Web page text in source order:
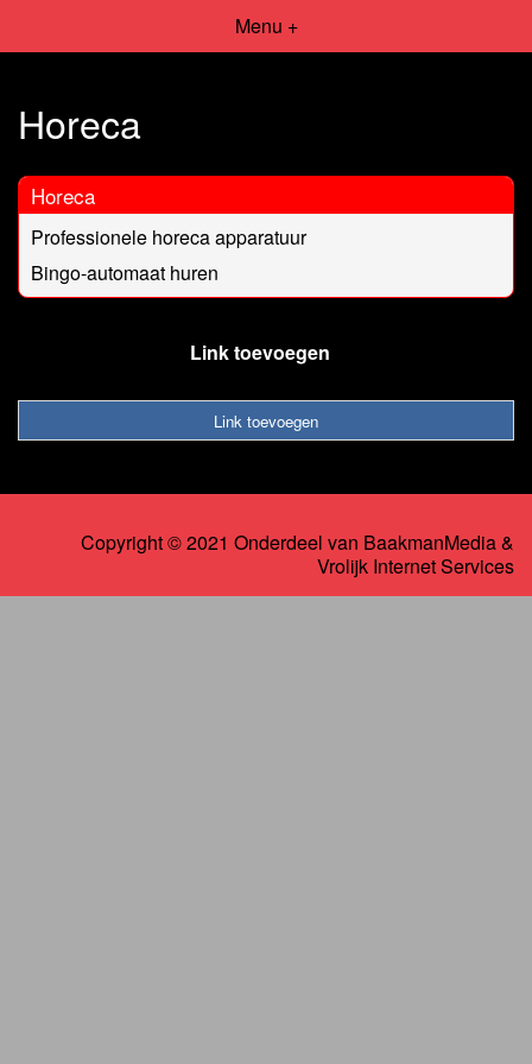
Menu +
Horeca
Horeca
Professionele horeca apparatuur
Bingo-automaat huren
Link toevoegen
Link toevoegen
Copyright © 2021 Onderdeel van BaakmanMedia&
Vrolijk Internet Services